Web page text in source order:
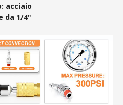
acciaio
da 1/4"